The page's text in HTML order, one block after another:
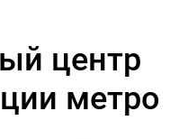
центр
метро